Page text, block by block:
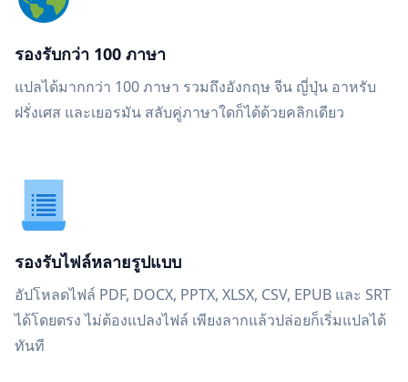
รองรับกว่า 100 ภาษา
แปลได้มากกว่า 100 ภาษา รวมถึงอังกฤษ จีน ญี่ปุ่น อาหรับ
ฝรั่งเศส และเยอรมัน สลับคู่ภาษาใดก็ได้ด้วยคลิกเดียว
รองรับไฟล์หลายรูปแบบ
อัปโหลดไฟล์ PDF, DOCX, PPTX, XLSX, CSV, EPUB และ SRT
ได้โดยตรง ไม่ต้องแปลงไฟล์ เพียงลากแล้วปล่อยก็เริ่มแปลได้
ทันที